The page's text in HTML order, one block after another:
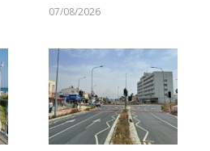
07/08/2026